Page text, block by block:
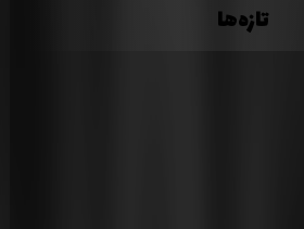
تازه‌ها